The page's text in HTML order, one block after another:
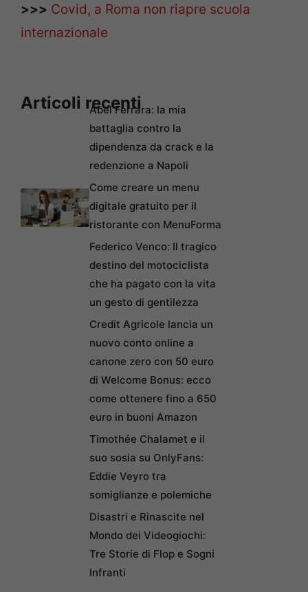
>>> Covid, a Roma non riapre scuola
internazionale
Articoli recenti
Abel Ferrara: la mia
battaglia contro la
dipendenza da crack e la
redenzione a Napoli
Come creare un menu
digitale gratuito per il
ristorante con MenuForma
Federico Venco: Il tragico
destino del motociclista
che ha pagato con la vita
un gesto di gentilezza
Credit Agricole lancia un
nuovo conto online a
canone zero con 50 euro
di Welcome Bonus: ecco
come ottenere fino a 650
euro in buoni Amazon
Timothée Chalamet e il
suo sosia su OnlyFans:
Eddie Veyro tra
somiglianze e polemiche
Disastri e Rinascite nel
Mondo dei Videogiochi:
Tre Storie di Flop e Sogni
Infranti